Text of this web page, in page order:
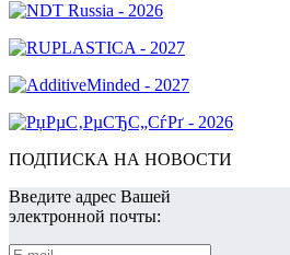
ПОДПИСКА НА НОВОСТИ
Введите адрес Вашей
электронной почты: